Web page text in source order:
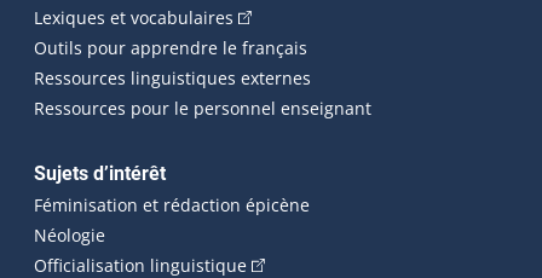
Lexiques et vocabulaires (Cet hyperlien externe s'ouvrira
Outils pour apprendre le français
Ressources linguistiques externes
Ressources pour le personnel enseignant
Sujets d’intérêt
Féminisation et rédaction épicène
Néologie
Officialisation linguistique(Cet hyperlien externe s'ouvrira